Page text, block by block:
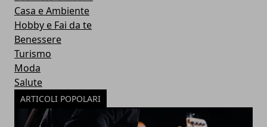
Casa e Ambiente
Hobby e Fai da te
Benessere
Turismo
Moda
Salute
ARTICOLI POPOLARI